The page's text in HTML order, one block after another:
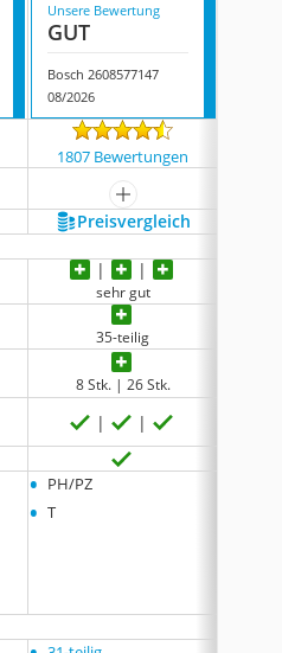
Unsere Bewertung
GUT
Bosch 2608577147
08/2026
1807 Bewertungen
mehr anzeigen
Preis­vergleich
sehr gut
35-teilig
8 Stk. | 26 Stk.
• PH/PZ
• T